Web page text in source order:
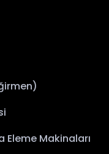
Eleme Makinaları